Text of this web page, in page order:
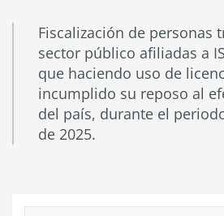
Fiscalización de personas
sector público afiliadas a
que haciendo uso de
incumplido su reposo al
del país, durante el
de 2025.